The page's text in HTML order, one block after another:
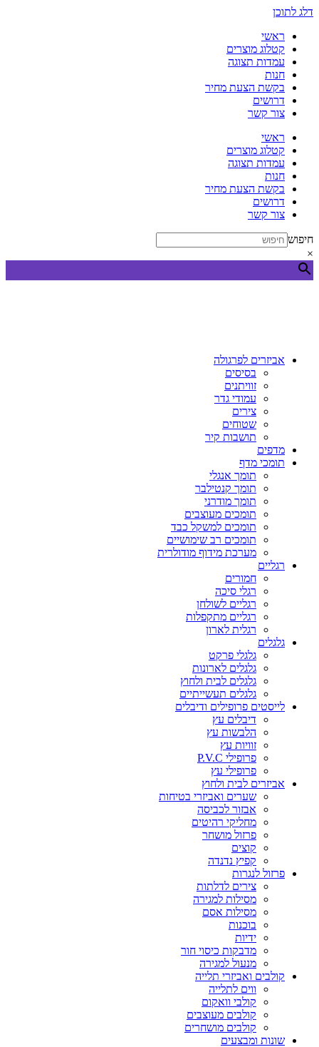
דלג לתוכן
ראשי
קטלוג מוצרים
עמדות תצוגה
חנות
בקשת הצעת מחיר
דרושים
צור קשר
ראשי
קטלוג מוצרים
עמדות תצוגה
חנות
בקשת הצעת מחיר
דרושים
צור קשר
חיפוש
×
אביזרים לפרגולה
בסיסים
זוויתנים
עמודי גדר
צירים
שטוחים
תושבות קיר
מדפים
תומכי מדף
תומך אנגלי
תומך קנטילבר
תומך מודרני
תומכים מעוצבים
תומכים למשקל כבד
תומכים רב שימושיים
מערכת מידוף מודולרית
רגליים
חמורים
רגלי סיכה
רגליים לשולחן
רגליים מתקפלות
רגלית לארון
גלגלים
גלגלי פרקט
גלגלים לארונות
גלגלים לבית ולחוץ
גלגלים תעשייתיים
לייסטים פרופילים ודיבלים
דיבלים עץ
הלבשות עץ
זוויות עץ
פרופילי P.V.C
פרופילי עץ
אביזרים לבית ולחוץ
שערים ואביזרי בטיחות
אבזור לכביסה
מחליקי רהיטים
פרזול מושחר
קוצים
קפיץ נדנדה
פרזול לנגרות
צירים לדלתות
מסילות למגירה
מסילות אסם
בוכנות
ידיות
מדבקות כיסוי חור
מנעול למגירה
קולבים ואביזרי תלייה
ווים לתלייה
קולבי וואקום
קולבים מעוצבים
קולבים מושחרים
שונות ומבצעים